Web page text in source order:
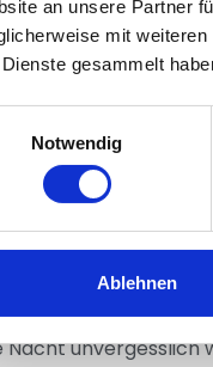
an unsere Partner
mit
gesammelt
Notwendig
Ablehnen
Duel ist dei
etwas Zeit zum
können dieses
kennenlernen und
aufregende
Aufgaben
zu lösen,
und bis zum
Nacht unvergesslich